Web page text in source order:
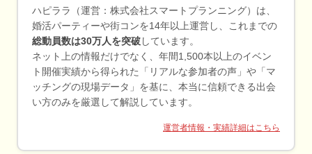
ハピララ（運営：株式会社スマートプランニング）は、
婚活パーティーや街コンを14年以上運営し、これまでの
総動員数は30万人を突破 しています。
ネット上の情報だけでなく、年間1,500本以上のイベン
ト開催実績から得られた「リアルな参加者の声」や「マ
ッチングの現場データ」を基に、本当に信頼できる出会
い方のみを厳選して解説しています。
運営者情報・実績詳細はこちら